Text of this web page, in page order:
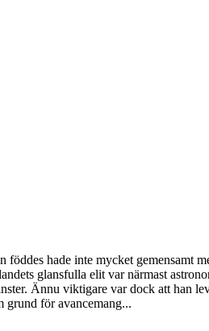
hade inte mycket gemensamt
glansfulla elit var närmast
Ännu viktigare var dock att han
grund för avancemang...